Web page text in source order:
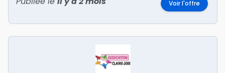
Voir l'offre